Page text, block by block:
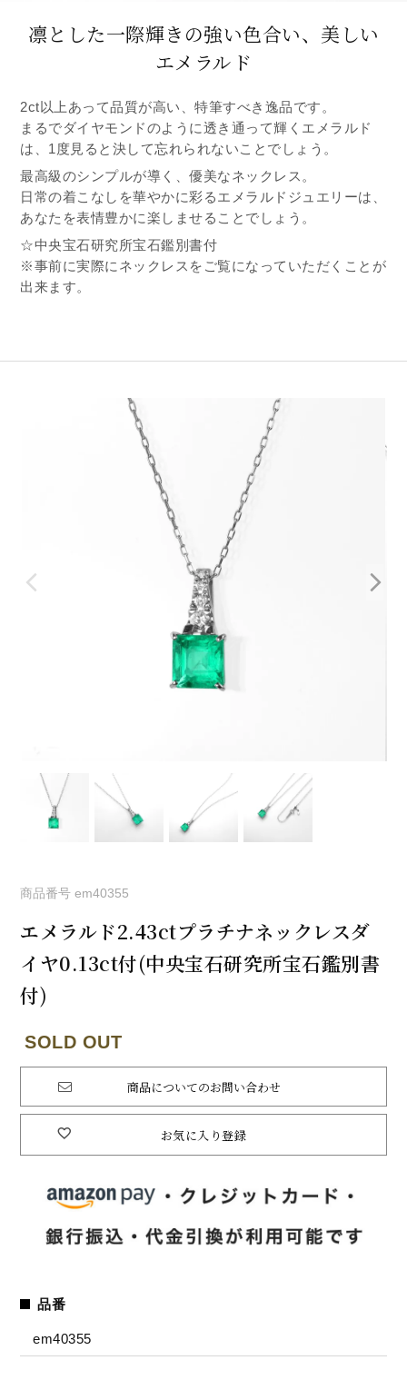
凛とした一際輝きの強い色合い、美しい
エメラルド
2ct以上あって品質が高い、特筆すべき逸品です。
まるでダイヤモンドのように透き通って輝くエメラルド
は、1度見ると決して忘れられないことでしょう。
最高級のシンプルが導く、優美なネックレス。
日常の着こなしを華やかに彩るエメラルドジュエリーは、
あなたを表情豊かに楽しませることでしょう。
☆中央宝石研究所宝石鑑別書付
※事前に実際にネックレスをご覧になっていただくことが
出来ます。
商品番号 em40355
エメラルド2.43ctプラチナネックレスダ
イヤ0.13ct付(中央宝石研究所宝石鑑別書
付)
お気に入り登録
商品についてのお問い合わせ
品番
em40355